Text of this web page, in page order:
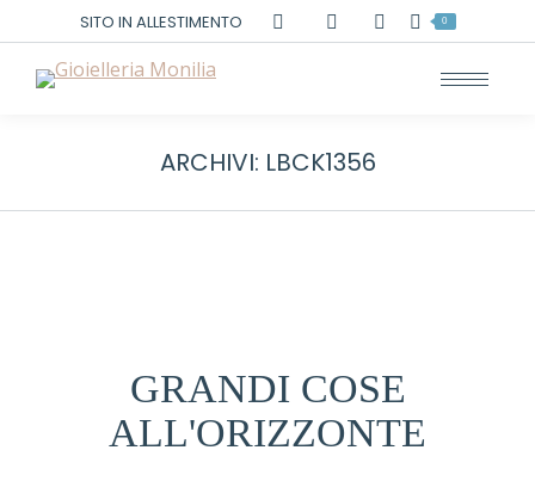
SITO IN ALLESTIMENTO Cerca: 0
ARCHIVI: LBCK1356
GRANDI COSE
ALL'ORIZZONTE